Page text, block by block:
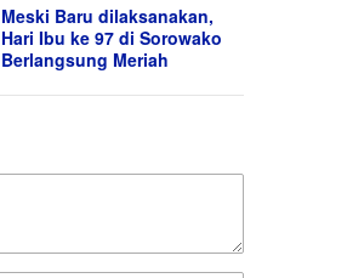
Meski Baru dilaksanakan,
Hari Ibu ke 97 di Sorowako
Berlangsung Meriah